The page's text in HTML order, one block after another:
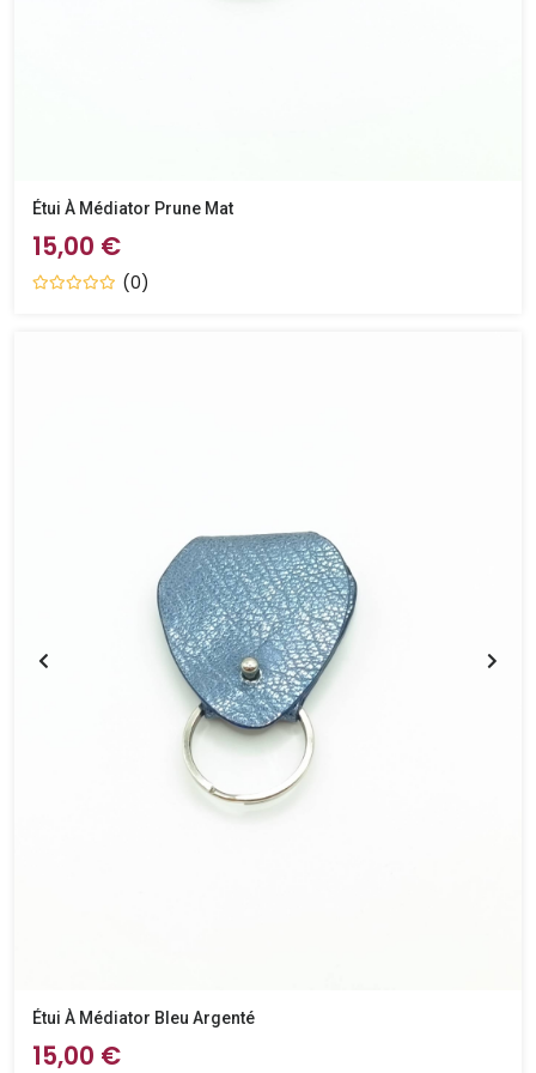
Étui À Médiator Prune Mat
15,00 €
(0)
Étui À Médiator Bleu Argenté
15,00 €